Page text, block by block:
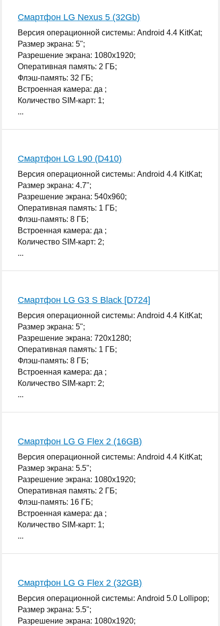
Смартфон LG Nexus 5 (32Gb)
Версия операционной системы: Android 4.4 KitKat;
Размер экрана: 5";
Разрешение экрана: 1080x1920;
Оперативная память: 2 ГБ;
Флэш-память: 32 ГБ;
Встроенная камера: да ;
Количество SIM-карт: 1;
...
Смартфон LG L90 (D410)
Версия операционной системы: Android 4.4 KitKat;
Размер экрана: 4.7";
Разрешение экрана: 540x960;
Оперативная память: 1 ГБ;
Флэш-память: 8 ГБ;
Встроенная камера: да ;
Количество SIM-карт: 2;
...
Смартфон LG G3 S Black [D724]
Версия операционной системы: Android 4.4 KitKat;
Размер экрана: 5";
Разрешение экрана: 720x1280;
Оперативная память: 1 ГБ;
Флэш-память: 8 ГБ;
Встроенная камера: да ;
Количество SIM-карт: 2;
...
Смартфон LG G Flex 2 (16GB)
Версия операционной системы: Android 4.4 KitKat;
Размер экрана: 5.5";
Разрешение экрана: 1080x1920;
Оперативная память: 2 ГБ;
Флэш-память: 16 ГБ;
Встроенная камера: да ;
Количество SIM-карт: 1;
...
Смартфон LG G Flex 2 (32GB)
Версия операционной системы: Android 5.0 Lollipop;
Размер экрана: 5.5";
Разрешение экрана: 1080x1920;